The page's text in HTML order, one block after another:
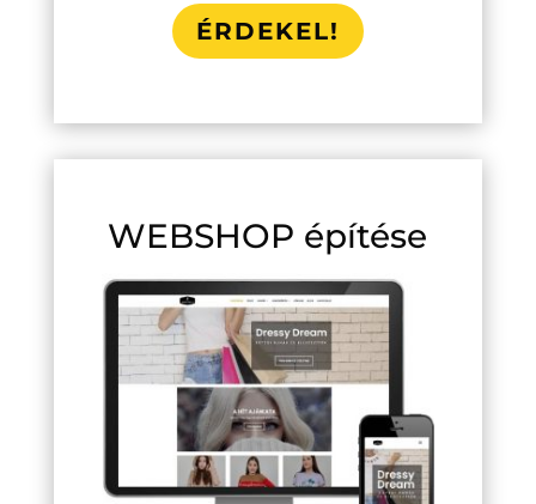
ÉRDEKEL!
WEBSHOP építése